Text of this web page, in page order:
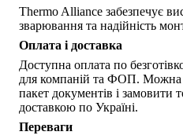
Thermo Alliance забезпечує
зварювання та надійність
Оплата і доставка
Доступна оплата по
для компаній та ФОП. Можна
пакет документів і замовити
доставкою по Україні.
Переваги